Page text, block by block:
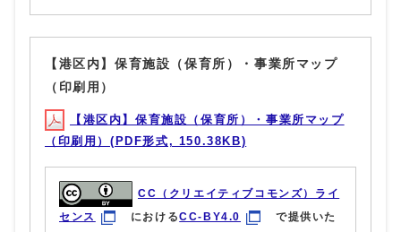
【港区内】保育施設（保育所）・事業所マップ
（印刷用）
【港区内】保育施設（保育所）・事業所マップ
（印刷用）(PDF形式, 150.38KB)
CC（クリエイティブコモンズ）ライ
センス
におけるCC-BY4.0
で提供いた